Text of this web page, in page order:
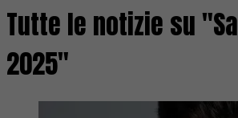
Tutte le notizie su
2025"